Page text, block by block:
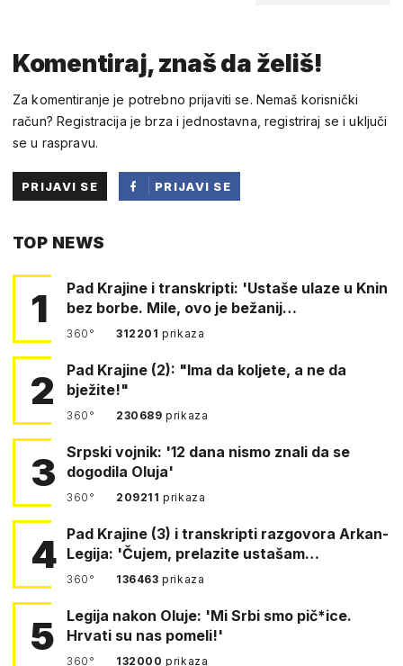
Komentiraj, znaš da želiš!
Za komentiranje je potrebno prijaviti se. Nemaš korisnički
račun? Registracija je brza i jednostavna, registriraj se i uključi
se u raspravu.
PRIJAVI SE
PRIJAVI SE
TOP NEWS
1
Pad Krajine i transkripti: 'Ustaše ulaze u Knin
bez borbe. Mile, ovo je bežanij…
360° 312201prikaza
2
Pad Krajine (2): "Ima da koljete, a ne da
bježite!"
360° 230689prikaza
3
Srpski vojnik: '12 dana nismo znali da se
dogodila Oluja'
360° 209211prikaza
4 Pad Krajine (3) i transkripti razgovora Arkan-
Legija: 'Čujem, prelazite ustašam…
360° 136463prikaza
5
Legija nakon Oluje: 'Mi Srbi smo pič*ice.
Hrvati su nas pomeli!'
360° 132000prikaza